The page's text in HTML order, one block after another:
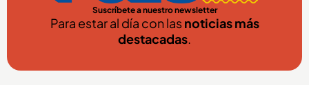
Suscríbete a nuestro newsletter
Para estar al día con lasnoticias más
destacadas.